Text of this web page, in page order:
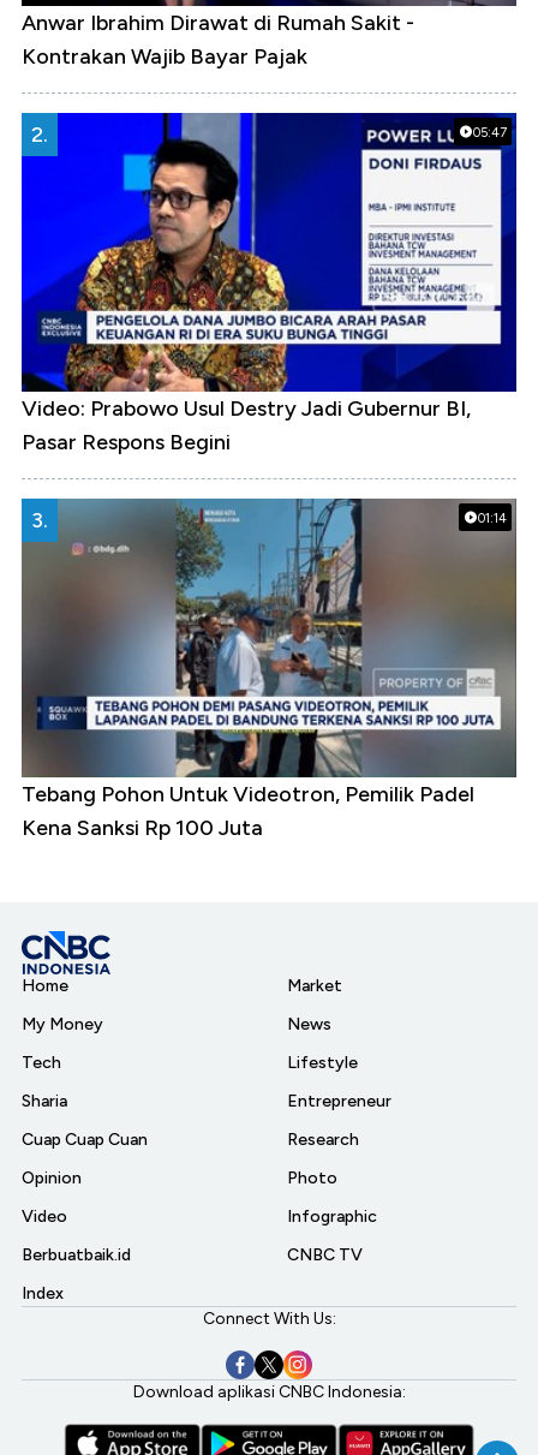
Anwar Ibrahim Dirawat di Rumah Sakit -
Kontrakan Wajib Bayar Pajak
05:47
2.
Video: Prabowo Usul Destry Jadi Gubernur BI,
Pasar Respons Begini
01:14
3.
Tebang Pohon Untuk Videotron, Pemilik Padel
Kena Sanksi Rp 100 Juta
Home
My Money
Tech
Sharia
Cuap Cuap Cuan
Opinion
Video
Berbuatbaik.id
Index
Market
News
Lifestyle
Entrepreneur
Research
Photo
Infographic
CNBC TV
Connect With Us:
Download aplikasi CNBC Indonesia: